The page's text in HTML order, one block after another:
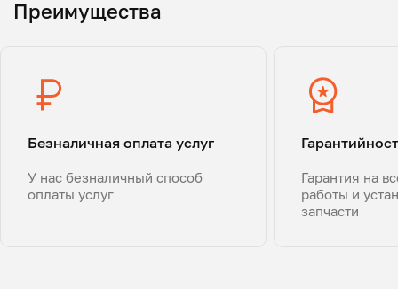
Преимущества
Безналичная оплата услуг
У нас безналичный способ
оплаты услуг
Гарантия на
работы и
запчасти